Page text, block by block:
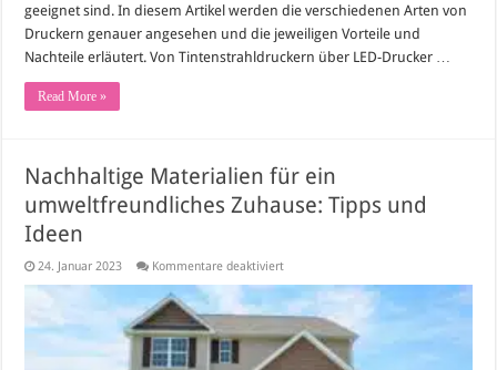
geeignet sind. In diesem Artikel werden die verschiedenen Arten von
Druckern genauer angesehen und die jeweiligen Vorteile und
Nachteile erläutert. Von Tintenstrahldruckern über LED-Drucker …
Read More »
Nachhaltige Materialien für ein
umweltfreundliches Zuhause: Tipps und
Ideen
24. Januar 2023 Kommentare deaktiviertfür
Materialien
ein
umweltfreundliches
Zuhause: